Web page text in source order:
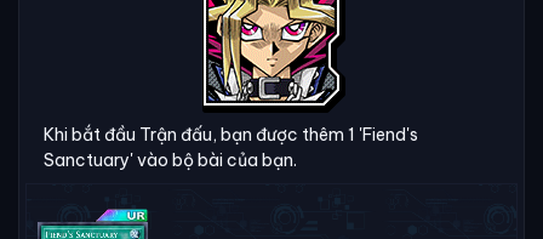
Khi bắt đầu Trận đấu, bạn được thêm 1 'Fiend's
Sanctuary' vào bộ bài của bạn.